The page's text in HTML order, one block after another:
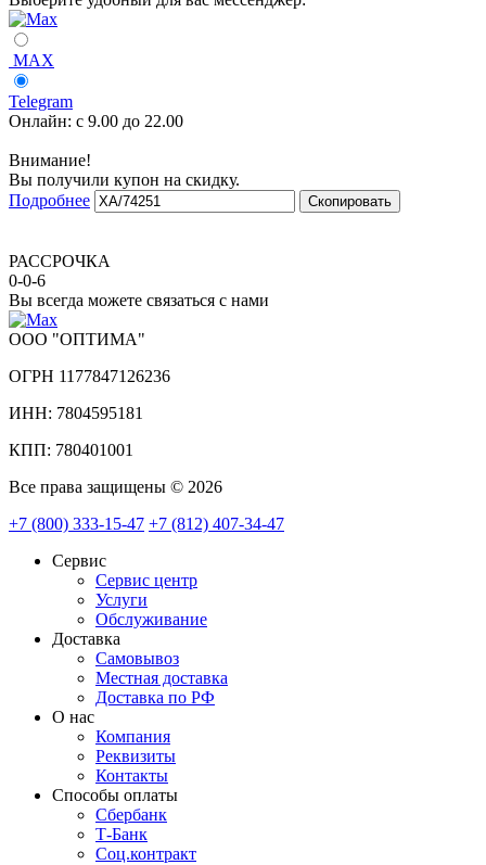
MAX
Telegram
Онлайн: с 9.00 до 22.00
Внимание!
Вы получили купон на скидку.
Подробнее
Скопировать
РАССРОЧКА
0-0-6
Вы всегда можете связаться с нами
ООО "ОПТИМА"
ОГРН 1177847126236
ИНН: 7804595181
КПП: 780401001
Все права защищены © 2026
+7 (800) 333-15-47 +7 (812) 407-34-47
Сервис
Сервис центр
Услуги
Обслуживание
Доставка
Самовывоз
Местная доставка
Доставка по РФ
О нас
Компания
Реквизиты
Контакты
Cпособы оплаты
Сбербанк
Т-Банк
Соц.контракт